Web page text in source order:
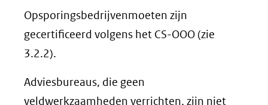
Opsporingsbedrijvenmoeten zijn
gecertificeerd volgens het CS-OOO (zie
3.2.2).
Adviesbureaus, die geen
veldwerkzaamheden verrichten, zijn niet